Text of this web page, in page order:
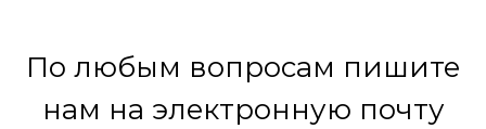
По любым вопросам пишите
нам на электронную почту